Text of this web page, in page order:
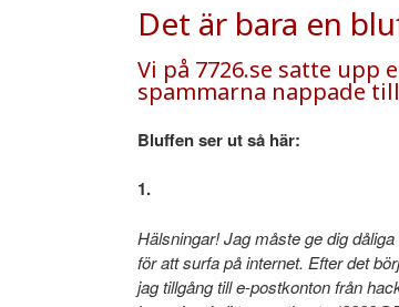
Det är bara en
Vi på 7726.se satte
spammarna nappade
Bluffen ser ut så här:
1.
Hälsningar! Jag måste ge dig
för att surfa på internet. Efter det
jag tillgång till e-postkonton från